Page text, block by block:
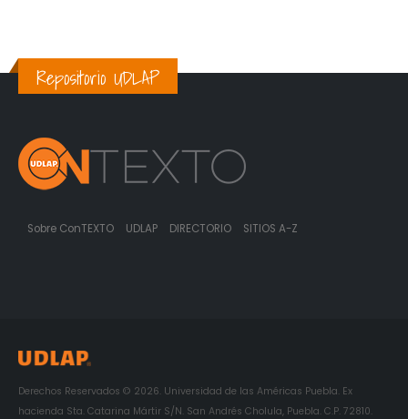
Repositorio UDLAP
Sobre ConTEXTO UDLAP DIRECTORIO SITIOS A-Z
Derechos Reservados © 2026. Universidad de las Américas Puebla. Ex
hacienda Sta. Catarina Mártir S/N. San Andrés Cholula, Puebla. C.P. 72810.